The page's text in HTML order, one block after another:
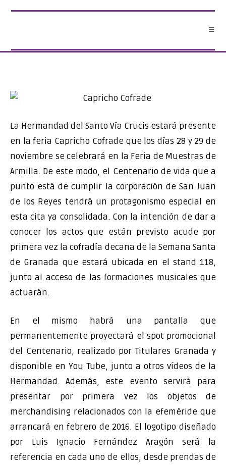
La Hermandad del Santo Vía Crucis estará presente
en la feria Capricho Cofrade que los días 28 y 29 de
noviembre se celebrará en la Feria de Muestras de
Armilla. De este modo, el Centenario de vida que a
punto está de cumplir la corporación de San Juan
de los Reyes tendrá un protagonismo especial en
esta cita ya consolidada. Con la intención de dar a
conocer los actos que están previsto acude por
primera vez la cofradía decana de la Semana Santa
de Granada que estará ubicada en el stand 118,
junto al acceso de las formaciones musicales que
actuarán.
En el mismo habrá una pantalla que
permanentemente proyectará el spot promocional
del Centenario, realizado por Titulares Granada y
disponible en You Tube, junto a otros vídeos de la
Hermandad. Además, este evento servirá para
presentar por primera vez los objetos de
merchandising relacionados con la efeméride que
arrancará en febrero de 2016. El logotipo diseñado
por Luis Ignacio Fernández Aragón será la
referencia en cada uno de ellos, desde prendas de